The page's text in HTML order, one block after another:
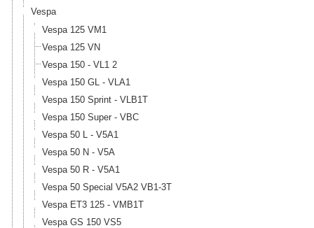
Vespa
Vespa 125 VM1
Vespa 125 VN
Vespa 150 - VL1 2
Vespa 150 GL - VLA1
Vespa 150 Sprint - VLB1T
Vespa 150 Super - VBC
Vespa 50 L - V5A1
Vespa 50 N - V5A
Vespa 50 R - V5A1
Vespa 50 Special V5A2 VB1-3T
Vespa ET3 125 - VMB1T
Vespa GS 150 VS5